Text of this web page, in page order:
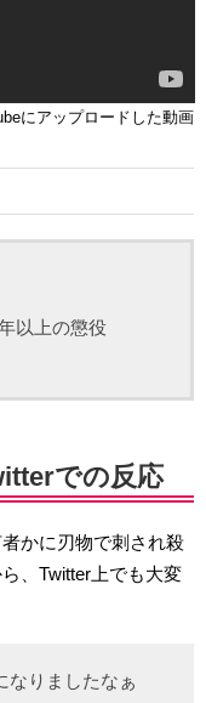
にアップロードした動画
以上の懲役
での反応
かに刃物で刺され殺
、Twitter上でも大変
なりましたなぁ